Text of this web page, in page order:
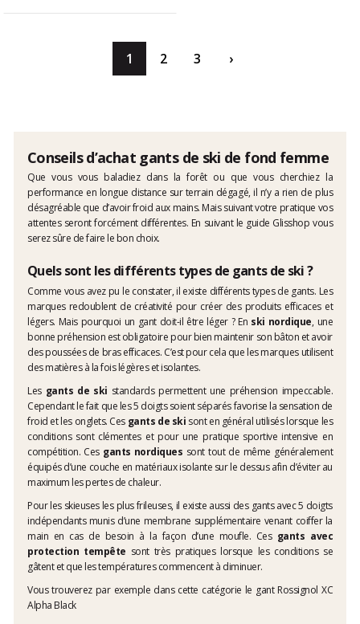
1 2 3 ›
Conseils d’achat gants de ski de fond femme
Que vous vous baladiez dans la forêt ou que vous cherchiez la
performance en longue distance sur terrain dégagé, il n’y a rien de plus
désagréable que d’avoir froid aux mains. Mais suivant votre pratique vos
attentes seront forcément différentes. En suivant le guide Glisshop vous
serez sûre de faire le bon choix.
Quels sont les différents types de gants de ski ?
Comme vous avez pu le constater, il existe différents types de gants. Les
marques redoublent de créativité pour créer des produits efficaces et
légers. Mais pourquoi un gant doit-il être léger ? En ski nordique, une
bonne préhension est obligatoire pour bien maintenir son bâton et avoir
des poussées de bras efficaces. C’est pour cela que les marques utilisent
des matières à la fois légères et isolantes.
Les gants de ski standards permettent une préhension impeccable.
Cependant le fait que les 5 doigts soient séparés favorise la sensation de
froid et les onglets. Ces gants de ski sont en général utilisés lorsque les
conditions sont clémentes et pour une pratique sportive intensive en
compétition. Ces gants nordiques sont tout de même généralement
équipés d’une couche en matériaux isolante sur le dessus afin d’éviter au
maximum les pertes de chaleur.
Pour les skieuses les plus frileuses, il existe aussi des gants avec 5 doigts
indépendants munis d’une membrane supplémentaire venant coiffer la
main en cas de besoin à la façon d’une moufle. Ces gants avec
protection tempête sont très pratiques lorsque les conditions se
gâtent et que les températures commencent à diminuer.
Vous trouverez par exemple dans cette catégorie le gant Rossignol XC
Alpha Black